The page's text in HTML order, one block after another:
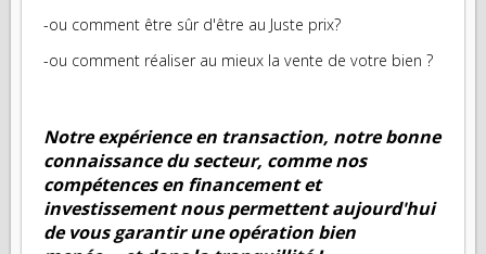
-ou comment être sûr d'être au Juste prix?
-ou comment réaliser au mieux la vente de votre bien ?
Notre expérience en transaction, notre bonne
connaissance du secteur, comme nos
compétences en financement et
investissement nous permettent aujourd'hui
de vous garantir une opération bien